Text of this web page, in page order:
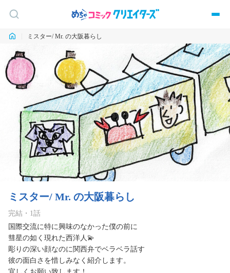
ミスター/ Mr. の大阪暮らし
ミスター/ Mr. の大阪暮らし
完結 ・ 1 話
国際交流に特に興味のなかった僕の前に
彗星の如く現れた西洋人💫
彫りの深い顔なのに関西弁でベラベラ話す
彼の面白さを惜しみなく紹介します。